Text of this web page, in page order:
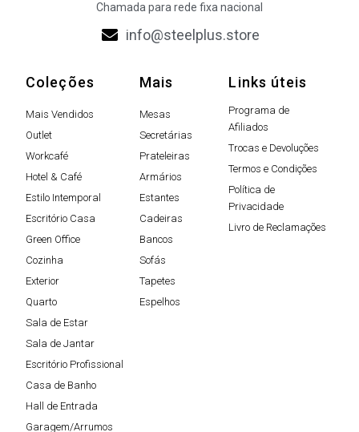
Chamada para rede fixa nacional
info@steelplus.store
Coleções
Mais Vendidos
Outlet
Workcafé
Hotel & Café
Estilo Intemporal
Escritório Casa
Green Office
Cozinha
Exterior
Quarto
Sala de Estar
Sala de Jantar
Escritório Profissional
Casa de Banho
Hall de Entrada
Garagem/Arrumos
Mais
Mesas
Secretárias
Prateleiras
Armários
Estantes
Cadeiras
Bancos
Sofás
Tapetes
Espelhos
Links úteis
Programa de
Afiliados
Trocas e Devoluções
Termos e Condições
Política de
Privacidade
Livro de Reclamações